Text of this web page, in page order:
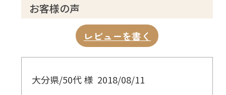
お客様の声
レビューを書く
大分県/50代 様 2018/08/11